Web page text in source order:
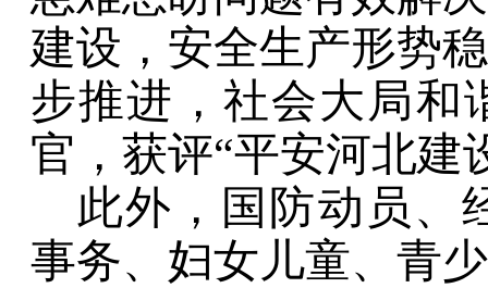
建设，安全生产形势
步推进，社会大局和
官，获评“平安河北建
此外，国防动员、
事务、妇女儿童、青